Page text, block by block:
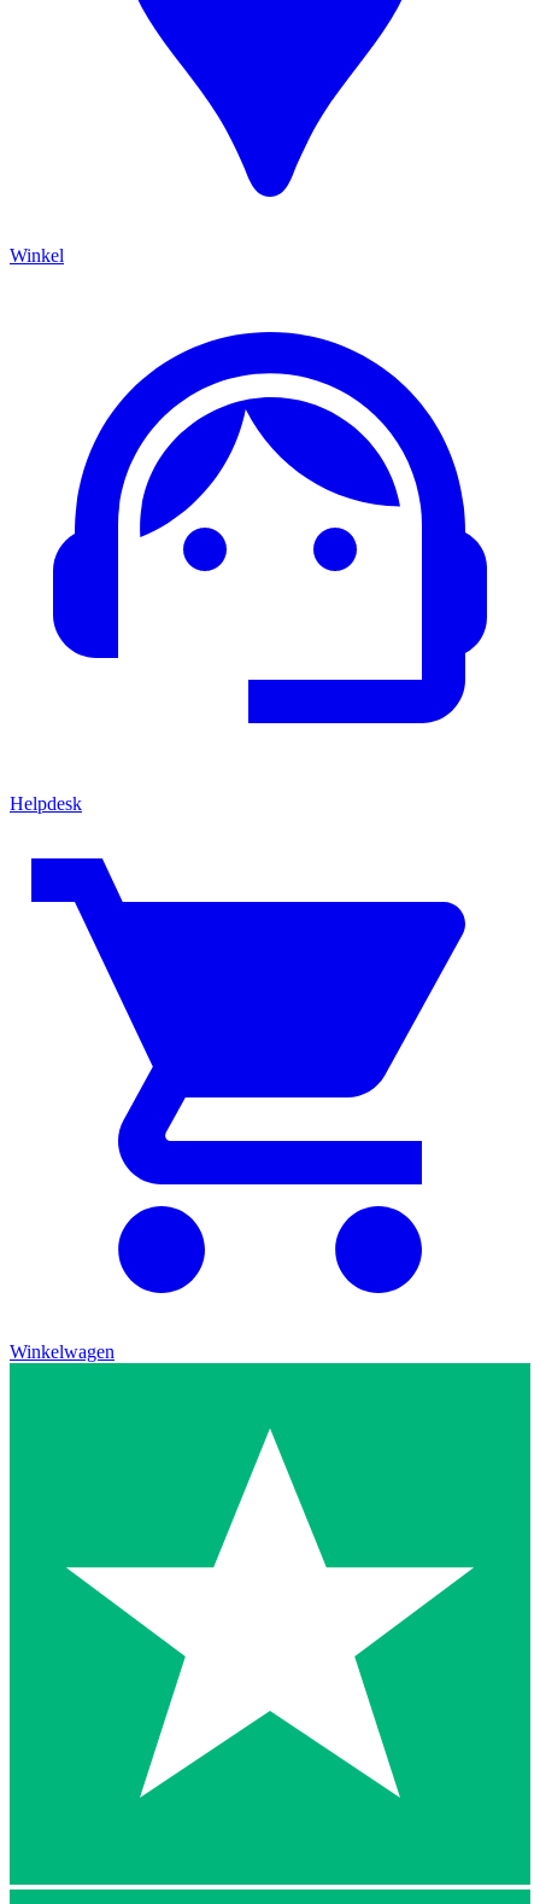
Winkel
Helpdesk
Winkelwagen